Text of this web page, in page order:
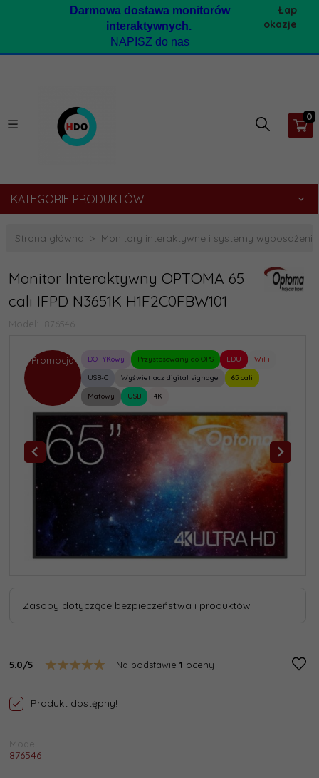
Darmowa dostawa monitorów
interaktywnych.
NAPISZ do nas
Łap
okazje
0
KATEGORIE PRODUKTÓW
Strona główna Monitory interaktywne i systemy
Monitor Interaktywny OPTOMA 65
cali IFPD N3651K H1F2C0FBW101
Model: 876546
Promocja DOTYKowy Przystosowany do OPS EDU
WiFi
USB-C
Wyświetlacz digital signage
65 cali
Matowy
USB 4K
Zasoby dotyczące bezpieczeństwa i produktów
5.0/5 Na podstawie 1 oceny
Produkt dostępny!
Model:
876546